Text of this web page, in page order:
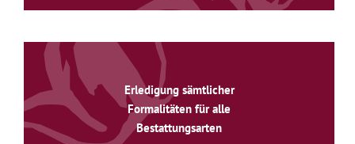
Erledigung sämtlicher
Formalitäten für alle
Bestattungsarten